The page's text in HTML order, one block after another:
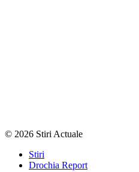
© 2026 Stiri Actuale
Stiri
Drochia Report